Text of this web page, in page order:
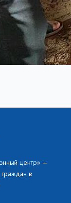
центр» —
граждан в